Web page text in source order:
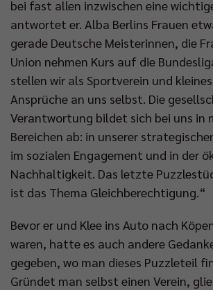
bei fast allen inzwischen eine
antwortet er. Alba Berlins Frauen
gerade Deutsche Meisterinnen, die
Union nehmen Kurs auf die
stellen wir als Sportverein und
Ansprüche an uns selbst. Die
Verantwortung bildet sich bei uns in
Bereichen ab: in unserer
im sozialen Engagement und in der
Nachhaltigkeit. Das letzte
ist das Thema Gleichberechtigung.“
Bevor er und Klee ins Auto nach
waren, hatte es auch andere
gegeben, wo man dieses Puzzleteil
Gründet man selbst einen Verein,